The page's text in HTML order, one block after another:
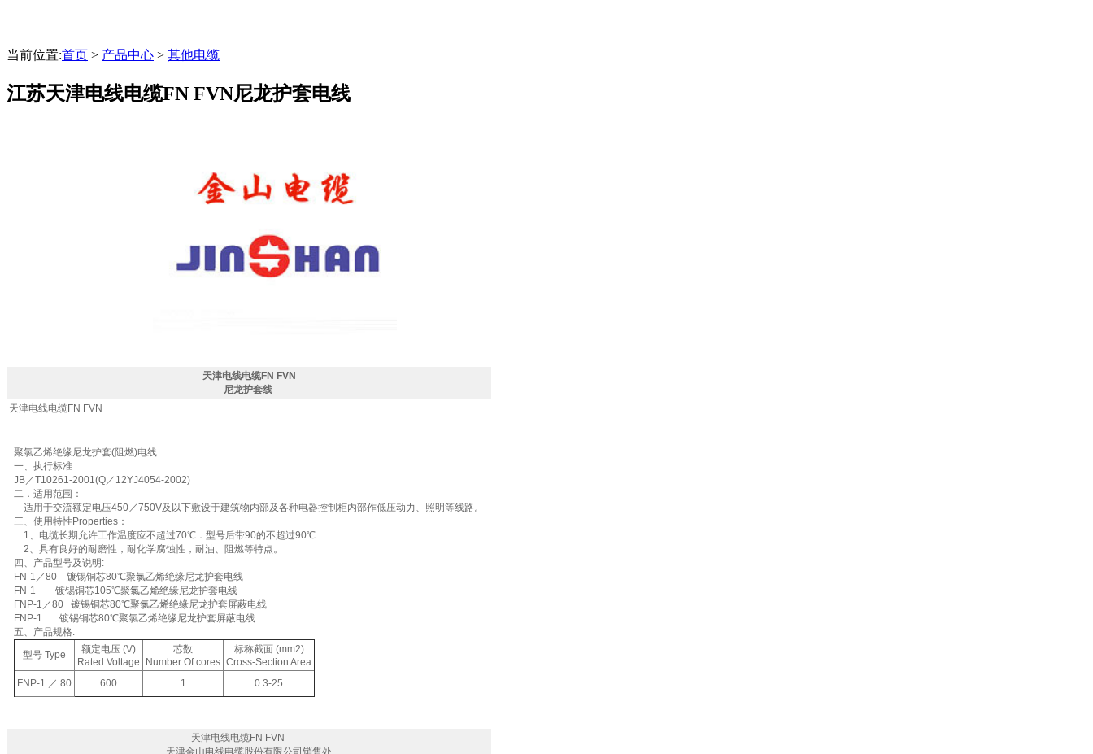
当前位置:首页 > 产品中心 > 其他电缆
江苏天津电线电缆FN FVN尼龙护套电线
天津电线电缆FN FVN
尼龙护套线
天津电线电缆FN FVN
聚氯乙烯绝缘尼龙护套(阻燃)电线
一、执行标准:
JB／T10261-2001(Q／12YJ4054-2002)
二．适用范围：
适用于交流额定电压450／750V及以下敷设于建筑物内部及各种电器控制柜内部作低压动力、照明等线路。
三、使用特性Properties：
1、电缆长期允许工作温度应不超过70℃．型号后带90的不超过90℃
2、具有良好的耐磨性，耐化学腐蚀性，耐油、阻燃等特点。
四、产品型号及说明:
FN-1／80 镀锡铜芯80℃聚氯乙烯绝缘尼龙护套电线
FN-1 镀锡铜芯105℃聚氯乙烯绝缘尼龙护套电线
FNP-1／80 镀锡铜芯80℃聚氯乙烯绝缘尼龙护套屏蔽电线
FNP-1 镀锡铜芯80℃聚氯乙烯绝缘尼龙护套屏蔽电线
五、产品规格:
型号 Type
额定电压 (V)
Rated Voltage
芯数
Number Of cores
标称截面 (mm2)
Cross-Section Area
FNP-1 ／ 80
600 1 0.3-25
天津电线电缆FN FVN
天津金山电线电缆股份有限公司销售处